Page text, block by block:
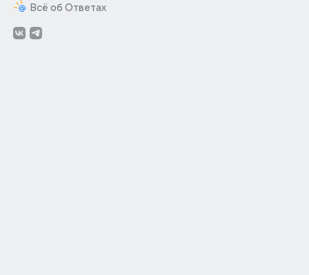
Всё об Ответах